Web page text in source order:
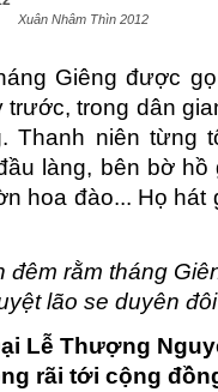
Xuân Nhâm Thìn 2012
Giêng được
trong dân
Thanh niên từng
làng, bên bờ
hoa đào... Họ hát
đêm rằm tháng
lão se duyên
Lễ Thượng
rãi tới cộng